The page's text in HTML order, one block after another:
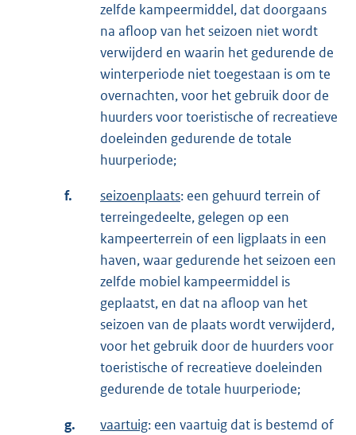
zelfde kampeermiddel, dat doorgaans
na afloop van het seizoen niet wordt
verwijderd en waarin het gedurende de
winterperiode niet toegestaan is om te
overnachten, voor het gebruik door de
huurders voor toeristische of recreatieve
doeleinden gedurende de totale
huurperiode;
f. seizoenplaats: een gehuurd terrein of
terreingedeelte, gelegen op een
kampeerterrein of een ligplaats in een
haven, waar gedurende het seizoen een
zelfde mobiel kampeermiddel is
geplaatst, en dat na afloop van het
seizoen van de plaats wordt verwijderd,
voor het gebruik door de huurders voor
toeristische of recreatieve doeleinden
gedurende de totale huurperiode;
g. vaartuig: een vaartuig dat is bestemd of